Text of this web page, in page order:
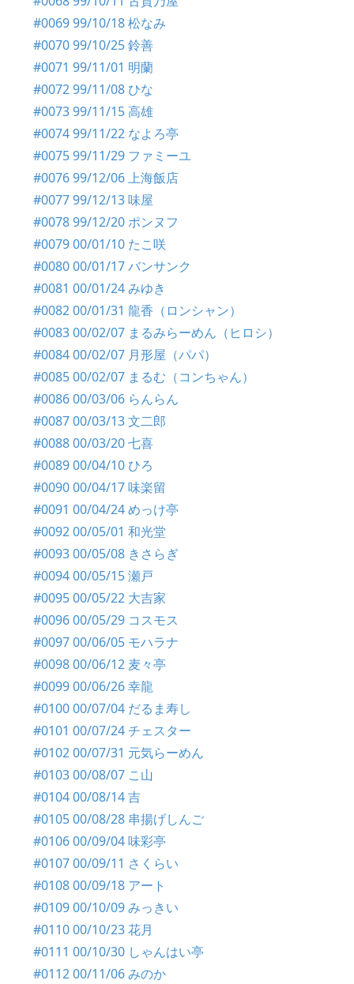
#0069 99/10/18 松なみ
#0070 99/10/25 鈴善
#0071 99/11/01 明蘭
#0072 99/11/08 ひな
#0073 99/11/15 高雄
#0074 99/11/22 なよろ亭
#0075 99/11/29 ファミーユ
#0076 99/12/06 上海飯店
#0077 99/12/13 味屋
#0078 99/12/20 ポンヌフ
#0079 00/01/10 たこ咲
#0080 00/01/17 バンサンク
#0081 00/01/24 みゆき
#0082 00/01/31 龍香（ロンシャン）
#0083 00/02/07 まるみらーめん（ヒロシ）
#0084 00/02/07 月形屋（パパ）
#0085 00/02/07 まるむ（コンちゃん）
#0086 00/03/06 らんらん
#0087 00/03/13 文二郎
#0088 00/03/20 七喜
#0089 00/04/10 ひろ
#0090 00/04/17 味楽留
#0091 00/04/24 めっけ亭
#0092 00/05/01 和光堂
#0093 00/05/08 きさらぎ
#0094 00/05/15 瀬戸
#0095 00/05/22 大吉家
#0096 00/05/29 コスモス
#0097 00/06/05 モハラナ
#0098 00/06/12 麦々亭
#0099 00/06/26 幸龍
#0100 00/07/04 だるま寿し
#0101 00/07/24 チェスター
#0102 00/07/31 元気らーめん
#0103 00/08/07 こ山
#0104 00/08/14 吉
#0105 00/08/28 串揚げしんご
#0106 00/09/04 味彩亭
#0107 00/09/11 さくらい
#0108 00/09/18 アート
#0109 00/10/09 みっきい
#0110 00/10/23 花月
#0111 00/10/30 しゃんはい亭
#0112 00/11/06 みのか